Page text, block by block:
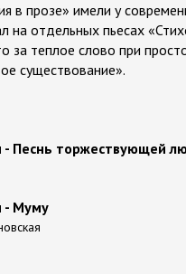
в прозе» имели у
на отдельных пьесах
за теплое слово при
существование».
- Песнь торжествующей
- Муму